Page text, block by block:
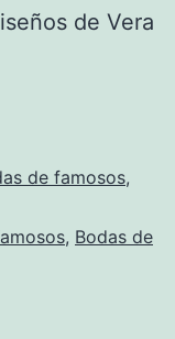
de Vera
de famosos,
, Bodas de